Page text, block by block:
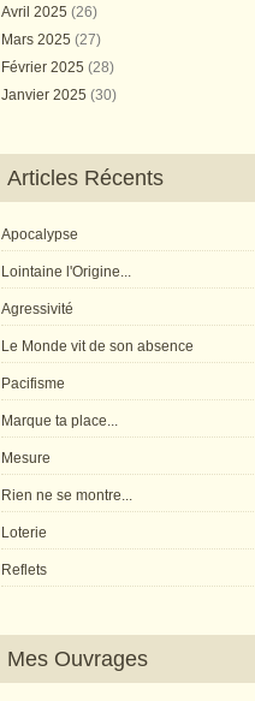
Avril 2025 (26)
Mars 2025 (27)
Février 2025 (28)
Janvier 2025 (30)
Articles Récents
Apocalypse
Lointaine l'Origine...
Agressivité
Le Monde vit de son absence
Pacifisme
Marque ta place...
Mesure
Rien ne se montre...
Loterie
Reflets
Mes Ouvrages